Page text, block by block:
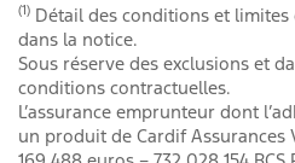
(1) Détail des conditions et
dans la notice.
Sous réserve des exclusions et
conditions contractuelles.
L’assurance emprunteur dont
un produit de Cardif Assurances